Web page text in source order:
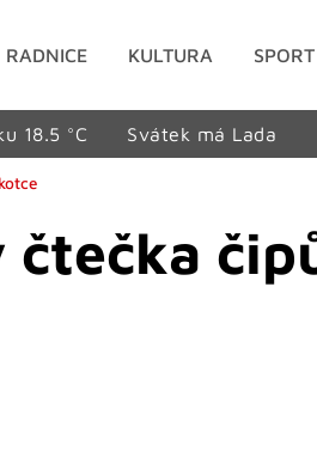
RADNICE KULTURA SPORT
18.5 °C Svátek má Lada
čtečka